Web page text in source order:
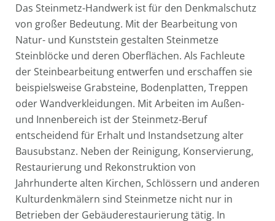
Das Steinmetz-Handwerk ist für den Denkmalschutz
von großer Bedeutung. Mit der Bearbeitung von
Natur- und Kunststein gestalten Steinmetze
Steinblöcke und deren Oberflächen. Als Fachleute
der Steinbearbeitung entwerfen und erschaffen sie
beispielsweise Grabsteine, Bodenplatten, Treppen
oder Wandverkleidungen. Mit Arbeiten im Außen-
und Innenbereich ist der Steinmetz-Beruf
entscheidend für Erhalt und Instandsetzung alter
Bausubstanz. Neben der Reinigung, Konservierung,
Restaurierung und Rekonstruktion von
Jahrhunderte alten Kirchen, Schlössern und anderen
Kulturdenkmälern sind Steinmetze nicht nur in
Betrieben der Gebäuderestaurierung tätig. In